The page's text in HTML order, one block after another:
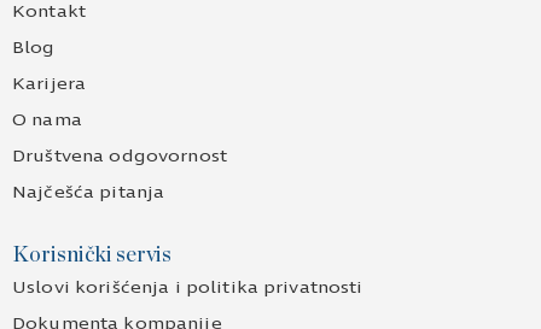
Kontakt
Blog
Karijera
O nama
Društvena odgovornost
Najčešća pitanja
Korisnički servis
Uslovi korišćenja i politika privatnosti
Dokumenta kompanije